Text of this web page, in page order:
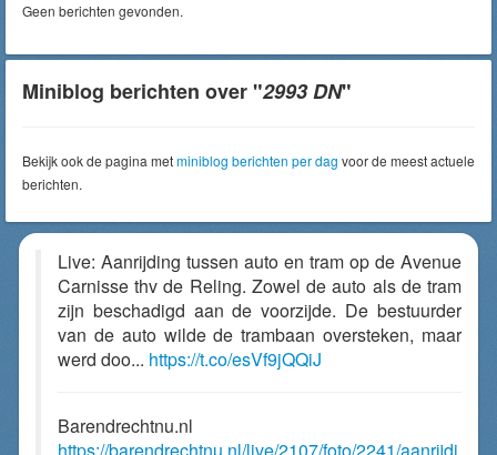
Geen berichten gevonden.
Miniblog berichten over "2993 DN"
Bekijk ook de pagina metminiblog berichten per dag voor de meest actuele
berichten.
Live: Aanrijding tussen auto en tram op de Avenue
Carnisse thv de Reling. Zowel de auto als de tram
zijn beschadigd aan de voorzijde. De bestuurder
van de auto wilde de trambaan oversteken, maar
werd doo... https://t.co/esVf9jQQiJ
Barendrechtnu.nl